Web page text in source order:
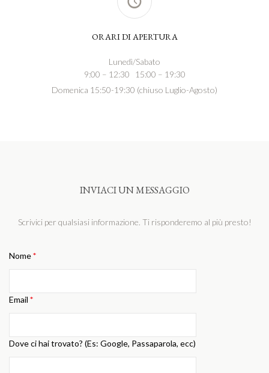
ORARI DI APERTURA
Lunedì/Sabato
9:00 – 12:30 15:00 – 19:30
Domenica 15:50-19:30 (chiuso Luglio-Agosto)
INVIACI UN MESSAGGIO
Scrivici per qualsiasi informazione. Ti risponderemo al più presto!
Nome*
Email *
Dove ci hai trovato? (Es: Google, Passaparola, ecc)